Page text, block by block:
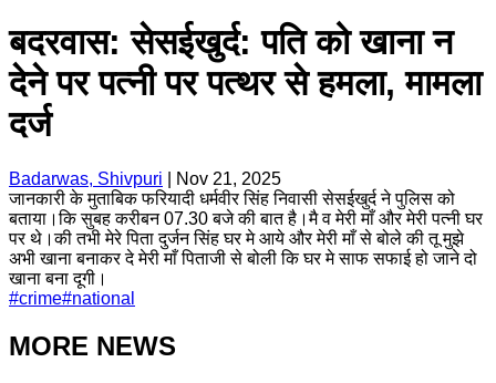
बदरवास: सेसईखुर्द: पति को खाना न
देने पर पत्नी पर पत्थर से हमला, मामला
दर्ज
Badarwas, Shivpuri
Nov 21, 2025
जानकारी के मुताबिक फरियादी धर्मवीर सिंह निवासी सेसईखुर्द ने पुलिस को
बताया।कि सुबह करीबन 07.30 बजे की बात है।मै व मेरी माँ और मेरी पत्नी घर
पर थे।की तभी मेरे पिता दुर्जन सिंह घर मे आये और मेरी माँ से बोले की तू मुझे
अभी खाना बनाकर दे मेरी माँ पिताजी से बोली कि घर मे साफ सफाई हो जाने दो
खाना बना दूगी।
#crime#national
MORE NEWS